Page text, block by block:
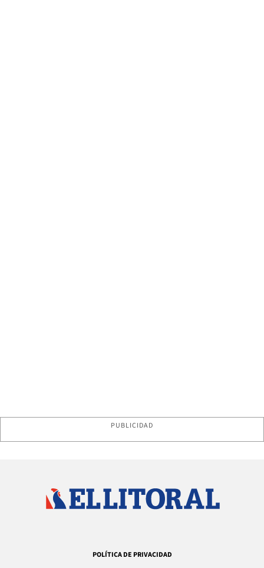
PUBLICIDAD
POLÍTICA DE PRIVACIDAD